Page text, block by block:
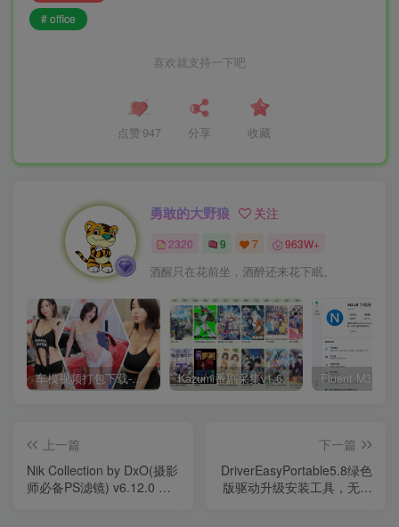
# office
喜欢就支持一下吧
点赞 947 分享 收藏
勇敢的大野狼 关注
2320 9 7 963W+
酒醒只在花前坐，酒醉还来花下眠。
车模视频打包下载-高清无水印版 Kazumi番剧采集v1.6.9：支持自定义规则+在线观看+弹幕，跨平台下载
上一篇
Nik Collection by DxO(摄影
师必备PS滤镜) v6.12.0 中
下一篇
DriverEasyPortable5.8绿色
版驱动升级安装工具，无广